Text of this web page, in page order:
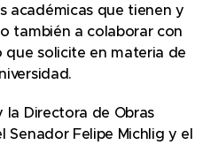
académicas que tienen y
también a colaborar con
que solicite en materia de
la Directora de Obras
Senador Felipe Michlig y el